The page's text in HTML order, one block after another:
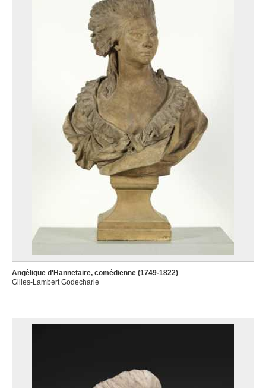
Angélique d'Hannetaire, comédienne (1749-1822)
Gilles-Lambert Godecharle